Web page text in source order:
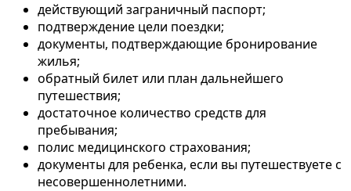
действующий заграничный паспорт;
подтверждение цели поездки;
документы, подтверждающие бронирование
жилья;
обратный билет или план дальнейшего
путешествия;
достаточное количество средств для
пребывания;
полис медицинского страхования;
документы для ребенка, если вы путешествуете с
несовершеннолетними.